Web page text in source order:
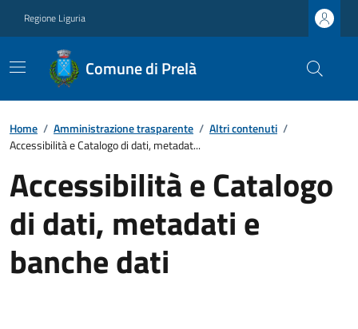
Regione Liguria
Comune di Prelà
Home / Amministrazione trasparente / Altri contenuti /
Accessibilità e Catalogo di dati, metadat...
Accessibilità e Catalogo
di dati, metadati e
banche dati